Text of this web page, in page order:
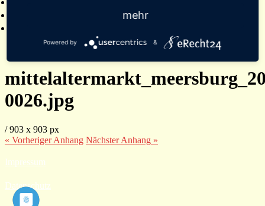
0026.jpg
/903 x 903 px
« VorherigerAnhang NächsterAnhang »
Impressum
Datenschutz
mehr
Powered by &